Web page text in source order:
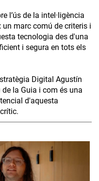
l’ús de la intel·ligència
marc comú de criteris i
tecnologia des d'una
i segura en tots els
Digital Agustín
la Guia i com és una
d'aquesta